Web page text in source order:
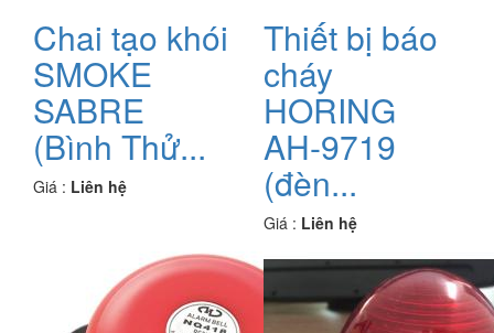
Chai tạo khói
SMOKE
SABRE
(Bình Thử...
Giá : Liên hệ
Thiết bị báo
cháy
HORING
AH-9719
(đèn...
Giá : Liên hệ